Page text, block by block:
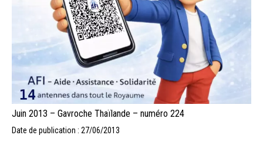
Juin 2013 – Gavroche Thaïlande – numéro 224
Date de publication : 27/06/2013